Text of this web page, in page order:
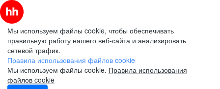
Мы используем файлы cookie, чтобы обеспечивать
правильную работу нашего веб-сайта и анализировать
сетевой трафик.
Правила использования файлов cookie
Мы используем файлы cookie. Правила использования
файлов cookie